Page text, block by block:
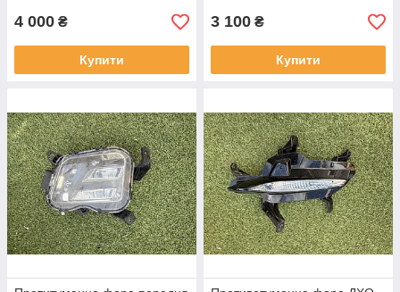
4 000 ₴
Купити
3 100 ₴
Купити